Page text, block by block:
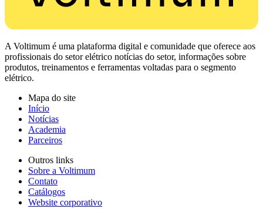
A Voltimum é uma plataforma digital e comunidade que oferece aos
profissionais do setor elétrico notícias do setor, informações sobre
produtos, treinamentos e ferramentas voltadas para o segmento
elétrico.
Mapa do site
Início
Notícias
Academia
Parceiros
Outros links
Sobre a Voltimum
Contato
Catálogos
Website corporativo